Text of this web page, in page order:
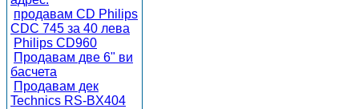
продавам CD Philips
CDC 745 за 40 лева
Philips CD960
Продавам две 6" ви
басчета
Продавам дек
Technics RS-BX404